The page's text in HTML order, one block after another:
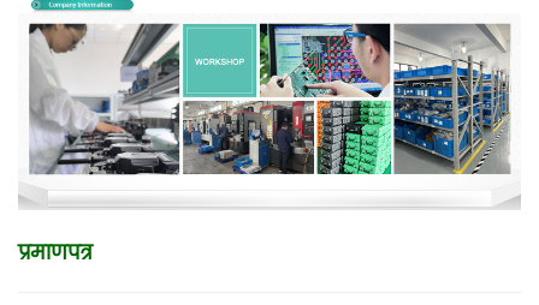
प्रमाणपत्र